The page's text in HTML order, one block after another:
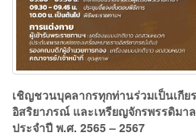
เชิญชวนบุคลากรทุกท่านร่วมเป็นเกี
อิสริยาภรณ์ และเหรียญจักรพรรดิมา
ประจำปี พ.ศ. 2565 – 2567